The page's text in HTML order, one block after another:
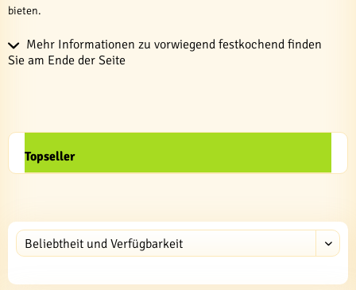
bieten.
Mehr Informationen zu vorwiegend festkochend finden
Sie am Ende der Seite
Topseller